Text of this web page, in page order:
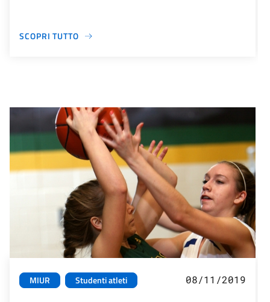
SCOPRI TUTTO
MIUR Studenti atleti 08/11/2019